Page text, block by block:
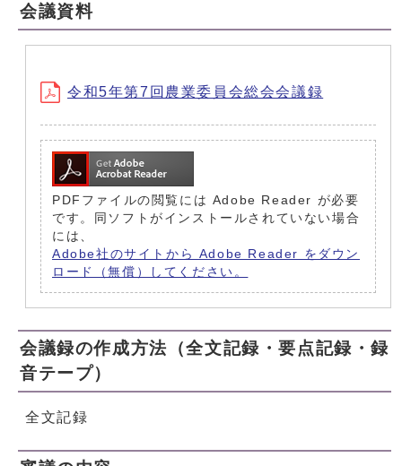
会議資料
令和5年第7回農業委員会総会会議録
PDFファイルの閲覧には Adobe Reader が必要
です。同ソフトがインストールされていない場合
には、
Adobe社のサイトから Adobe Reader をダウン
ロード（無償）してください。
会議録の作成方法（全文記録・要点記録・録
音テープ）
全文記録